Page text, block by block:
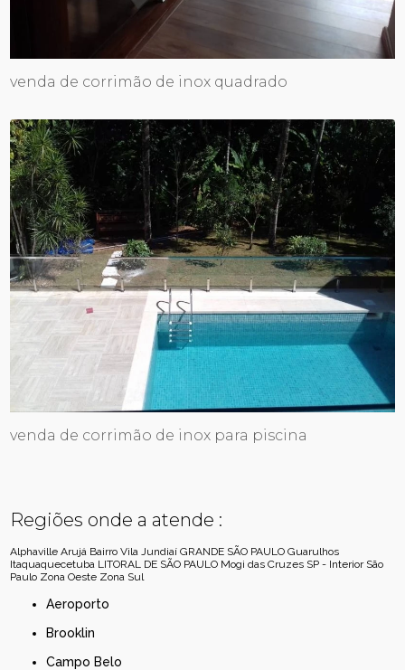
venda de corrimão de inox quadrado
venda de corrimão de inox para piscina
Regiões onde a atende :
Alphaville Arujá Bairro Vila Jundiaí GRANDE SÃO PAULO Guarulhos
Itaquaquecetuba LITORAL DE SÃO PAULO Mogi das Cruzes SP - Interior São
Paulo Zona Oeste Zona Sul
Aeroporto
Brooklin
Campo Belo